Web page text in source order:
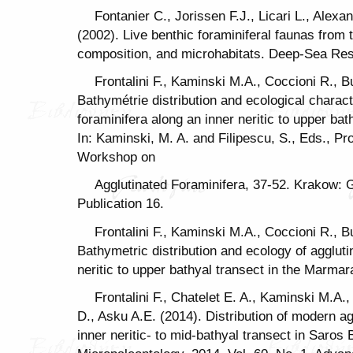
Fontanier C., Jorissen F.J., Licari L.,
(2002). Live benthic foraminiferal faunas
composition, and microhabitats. Deep-Sea
Frontalini F., Kaminski M.A., Coccioni R.,
Bathymétrie distribution and ecological
foraminifera along an inner neritic to upper
In: Kaminski, M. A. and Filipescu, S., Eds.,
Workshop on
Agglutinated Foraminifera, 37-52. Krakow:
Publication 16.
Frontalini F., Kaminski M.A., Coccioni R.,
Bathymetric distribution and ecology of
neritic to upper bathyal transect in the
Frontalini F., Chatelet E. A., Kaminski
D., Asku A.E. (2014). Distribution of modern
inner neritic- to mid-bathyal transect in Saros